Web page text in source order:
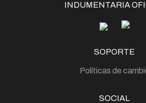
INDUMENTARIA
SOPORTE
Políticas de
SOCIAL